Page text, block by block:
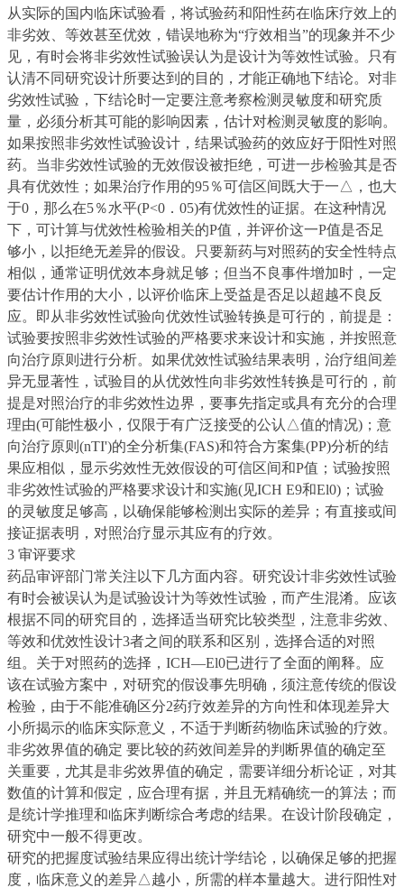
从实际的国内临床试验看，将试验药和阳性药在临床疗效上的
非劣效、等效甚至优效，错误地称为“疗效相当”的现象并不少
见，有时会将非劣效性试验误认为是设计为等效性试验。只有
认清不同研究设计所要达到的目的，才能正确地下结论。对非
劣效性试验，下结论时一定要注意考察检测灵敏度和研究质
量，必须分析其可能的影响因素，估计对检测灵敏度的影响。
如果按照非劣效性试验设计，结果试验药的效应好于阳性对照
药。当非劣效性试验的无效假设被拒绝，可进一步检验其是否
具有优效性；如果治疗作用的95％可信区间既大于一△，也大
于0，那么在5％水平(P<0．05)有优效性的证据。在这种情况
下，可计算与优效性检验相关的P值，并评价这一P值是否足
够小，以拒绝无差异的假设。只要新药与对照药的安全性特点
相似，通常证明优效本身就足够；但当不良事件增加时，一定
要估计作用的大小，以评价临床上受益是否足以超越不良反
应。即从非劣效性试验向优效性试验转换是可行的，前提是：
试验要按照非劣效性试验的严格要求来设计和实施，并按照意
向治疗原则进行分析。如果优效性试验结果表明，治疗组间差
异无显著性，试验目的从优效性向非劣效性转换是可行的，前
提是对照治疗的非劣效性边界，要事先指定或具有充分的合理
理由(可能性极小，仅限于有广泛接受的公认△值的情况)；意
向治疗原则(nTI')的全分析集(FAS)和符合方案集(PP)分析的结
果应相似，显示劣效性无效假设的可信区间和P值；试验按照
非劣效性试验的严格要求设计和实施(见ICH E9和El0)；试验
的灵敏度足够高，以确保能够检测出实际的差异；有直接或间
接证据表明，对照治疗显示其应有的疗效。
3 审评要求
药品审评部门常关注以下几方面内容。研究设计非劣效性试验
有时会被误认为是试验设计为等效性试验，而产生混淆。应该
根据不同的研究目的，选择适当研究比较类型，注意非劣效、
等效和优效性设计3者之间的联系和区别，选择合适的对照
组。关于对照药的选择，ICH—El0已进行了全面的阐释。应
该在试验方案中，对研究的假设事先明确，须注意传统的假设
检验，由于不能准确区分2药疗效差异的方向性和体现差异大
小所揭示的临床实际意义，不适于判断药物临床试验的疗效。
非劣效界值的确定 要比较的药效间差异的判断界值的确定至
关重要，尤其是非劣效界值的确定，需要详细分析论证，对其
数值的计算和假定，应合理有据，并且无精确统一的算法；而
是统计学推理和临床判断综合考虑的结果。在设计阶段确定，
研究中一般不得更改。
研究的把握度试验结果应得出统计学结论，以确保足够的把握
度，临床意义的差异△越小，所需的样本量越大。进行阳性对